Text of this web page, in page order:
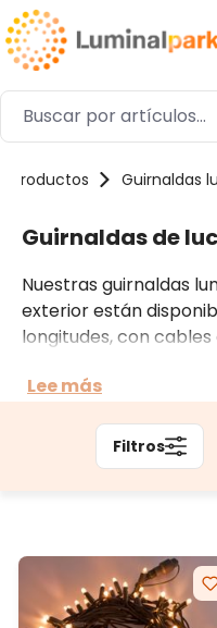
Saltar al contenido
Productos Guirnaldas
Guirnaldas de
Nuestras guirnaldas
exterior están
longitudes, con
efectos luminosos y a
también por
Lee más
Filtros